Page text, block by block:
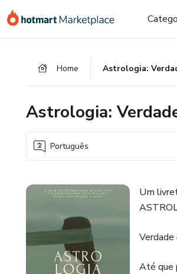
para
para
para
Home
Astrologia:
Português
Um
Verdade
Até que